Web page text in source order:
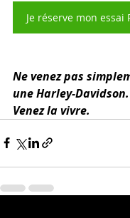
Je réserve mon essai
Ne venez pas
une Harley-Davidson.
Venez la vivre.